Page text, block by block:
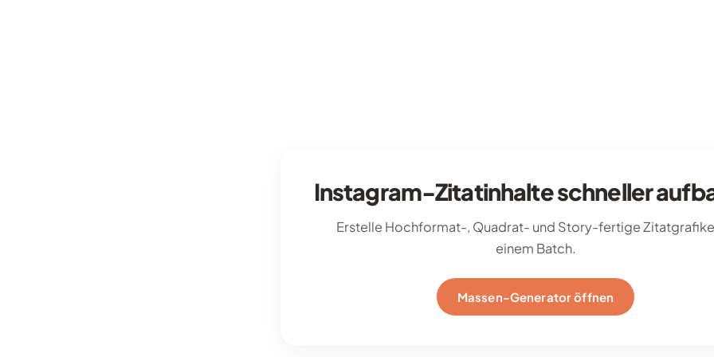
Instagram-Zitatinhalte schneller
Erstelle Hochformat-, Quadrat- und Story-fertige
einem Batch.
Massen-Generator öffnen